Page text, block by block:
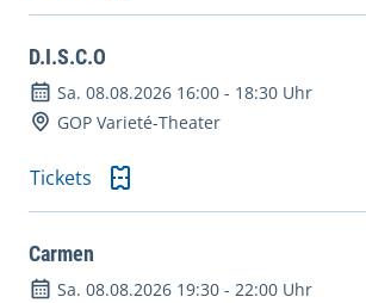
D.I.S.C.O
Sa. 08.08.2026 16:00 - 18:30 Uhr
GOP Varieté-Theater
Tickets
Carmen
Sa. 08.08.2026 19:30 - 22:00 Uhr